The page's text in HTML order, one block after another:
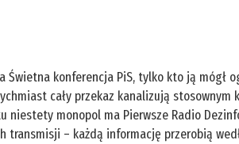
Świetna konferencja PiS, tylko kto ją mógł
cały przekaz kanalizują
niestety monopol ma Pierwsze Radio
transmisji – każdą informację przerobią